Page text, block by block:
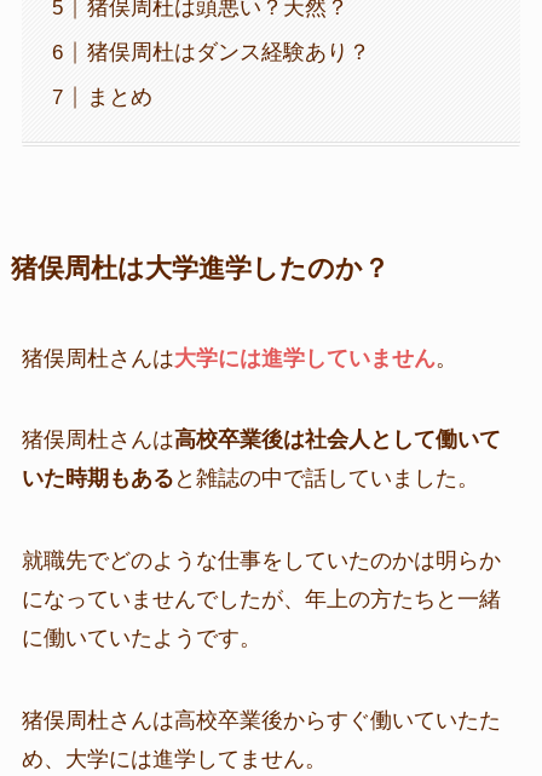
猪俣周杜は頭悪い？天然？
猪俣周杜はダンス経験あり？
まとめ
猪俣周杜は大学進学したのか？
猪俣周杜さんは大学には進学していません。
猪俣周杜さんは高校卒業後は社会人として働いて
いた時期もある と雑誌の中で話していました。
就職先でどのような仕事をしていたのかは明らか
になっていませんでしたが、年上の方たちと一緒
に働いていたようです。
猪俣周杜さんは高校卒業後からすぐ働いていたた
め、大学には進学してません。